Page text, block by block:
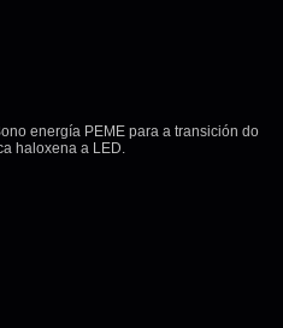
energía PEME para a transición do
haloxena a LED.